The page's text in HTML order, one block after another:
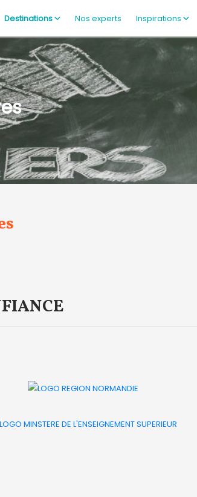
Destinations Nos experts Inspirations